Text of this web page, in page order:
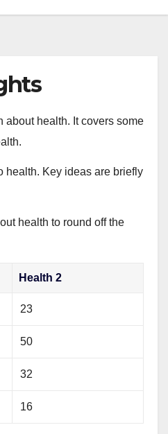
about health. It covers some
health. Key ideas are briefly
health to round off the
Health 2
23
50
32
16